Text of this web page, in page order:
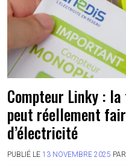
Compteur Linky :
peut réellement
d’électricité
PUBLIÉ LE 13 NOVEMBRE 2025 PAR